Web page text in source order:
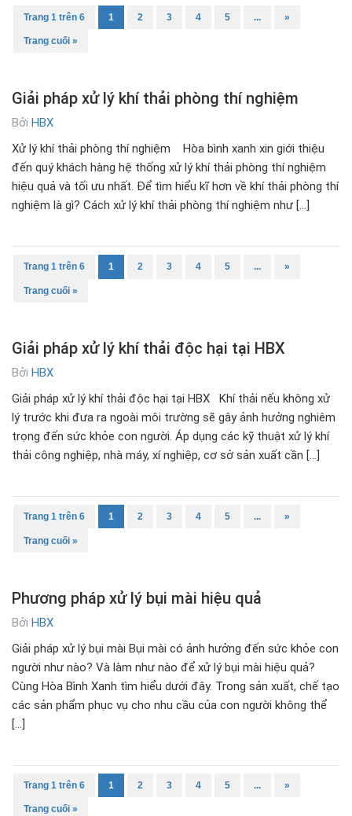
Trang 1 trên 6 1 2 3 4 5 ... »
Trang cuối »
Giải pháp xử lý khí thải phòng thí nghiệm
Bởi HBX
Xử lý khí thải phòng thí nghiệm Hòa bình xanh xin giới thiệu
đến quý khách hàng hệ thống xử lý khí thải phòng thí nghiệm
hiệu quả và tối ưu nhất. Để tìm hiểu kĩ hơn về khí thải phòng thí
nghiệm là gì? Cách xử lý khí thải phòng thí nghiệm như […]
Trang 1 trên 6 1 2 3 4 5 ... »
Trang cuối »
Giải pháp xử lý khí thải độc hại tại HBX
Bởi HBX
Giải pháp xử lý khí thải độc hại tại HBX Khí thải nếu không xử
lý trước khi đưa ra ngoài môi trường sẽ gây ảnh hưởng nghiêm
trọng đến sức khỏe con người. Áp dụng các kỹ thuật xử lý khí
thải công nghiệp, nhà máy, xí nghiệp, cơ sở sản xuất cần […]
Trang 1 trên 6 1 2 3 4 5 ... »
Trang cuối »
Phương pháp xử lý bụi mài hiệu quả
Bởi HBX
Giải pháp xử lý bụi mài Bụi mài có ảnh hưởng đến sức khỏe con
người như nào? Và làm như nào để xử lý bụi mài hiệu quả?
Cùng Hòa Bình Xanh tìm hiểu dưới đây. Trong sản xuất, chế tạo
các sản phẩm phục vụ cho nhu cầu của con người không thể
[…]
Trang 1 trên 6 1 2 3 4 5 ... »
Trang cuối »